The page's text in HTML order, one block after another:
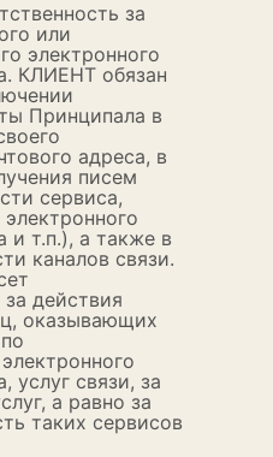
за
или
электронного
КЛИЕНТ обязан
Принципала в
адреса, в
писем
сервиса,
и т.п.), а также в
каналов связи.
действия
оказывающих
услуг связи, за
а равно за
таких сервисов